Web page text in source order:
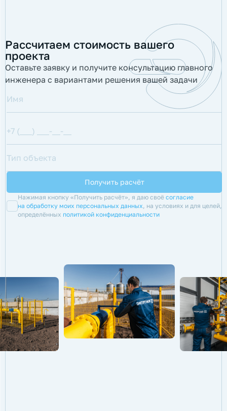
Рассчитаем стоимость вашего
проекта
Оставьте заявку и получите консультацию главного
инженера с вариантами решения вашей задачи
Нажимая кнопку «Получить расчёт», я даю своё согласие
на обработку моих персональных данных, на условиях и для целей,
определённых политикой конфиденциальности